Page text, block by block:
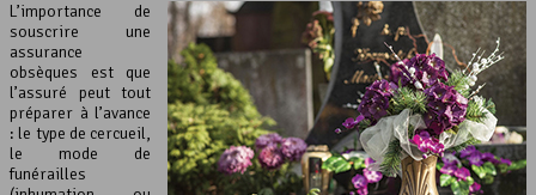
L’importance de
souscrire une
assurance
obsèques est que
l’assuré peut tout
préparer à l’avance
: le type de cercueil,
le mode de
funérailles